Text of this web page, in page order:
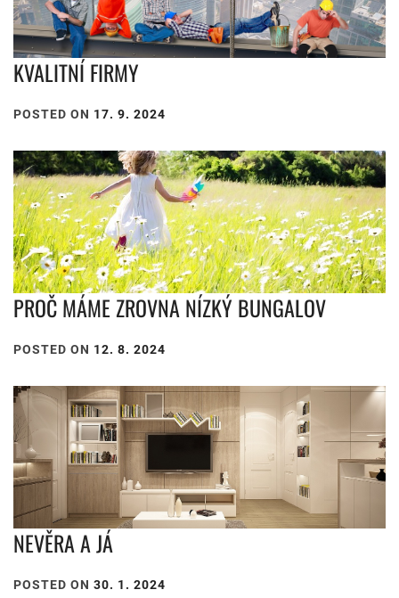
KVALITNÍ FIRMY
POSTED ON 17. 9. 2024
PROČ MÁME ZROVNA NÍZKÝ BUNGALOV
POSTED ON 12. 8. 2024
NEVĚRA A JÁ
POSTED ON 30. 1. 2024